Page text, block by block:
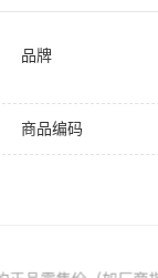
品牌
商品编码